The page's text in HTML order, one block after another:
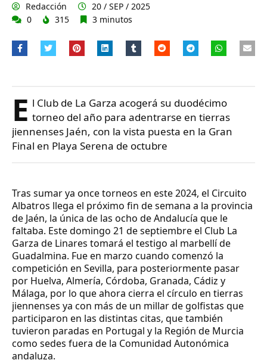
Redacción
20 / SEP / 2025
0
315 3 minutos
E l Club de La Garza acogerá su duodécimo
torneo del año para adentrarse en tierras
jiennenses Jaén, con la vista puesta en la Gran
Final en Playa Serena de octubre
Tras sumar ya once torneos en este 2024, el Circuito
Albatros llega el próximo fin de semana a la provincia
de Jaén, la única de las ocho de Andalucía que le
faltaba. Este domingo 21 de septiembre el Club La
Garza de Linares tomará el testigo al marbellí de
Guadalmina. Fue en marzo cuando comenzó la
competición en Sevilla, para posteriormente pasar
por Huelva, Almería, Córdoba, Granada, Cádiz y
Málaga, por lo que ahora cierra el círculo en tierras
jiennenses ya con más de un millar de golfistas que
participaron en las distintas citas, que también
tuvieron paradas en Portugal y la Región de Murcia
como sedes fuera de la Comunidad Autonómica
andaluza.